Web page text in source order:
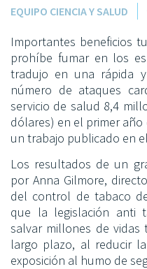
EQUIPO CIENCIA Y SALUD
Importantes beneficios
prohíbe fumar en los
tradujo en una rápida y
número de ataques
servicio de salud 8,4
dólares) en el primer año
un trabajo publicado en
Los resultados de un
por Anna Gilmore,
del control de tabaco
que la legislación anti
salvar millones de
largo plazo, al reducir
exposición al humo de